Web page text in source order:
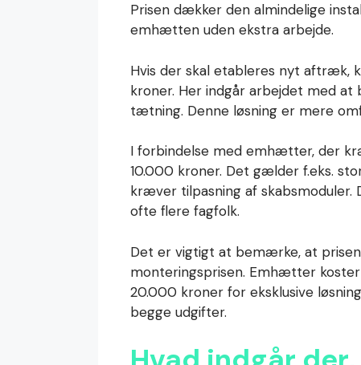
Prisen dækker den almindelige
emhætten uden ekstra arbejde.
Hvis der skal etableres nyt aftræk,
kroner. Her indgår arbejdet med
tætning. Denne løsning er mere
I forbindelse med emhætter, der
10.000 kroner. Det gælder f.eks.
kræver tilpasning af
ofte flere fagfolk.
Det er vigtigt at bemærke, at
monteringsprisen. Emhætter
20.000 kroner for eksklusive
begge udgifter.